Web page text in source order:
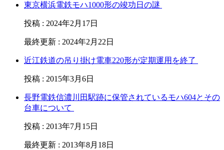
東京横浜電鉄モハ1000形の竣功日の謎
投稿 : 2024年2月17日
最終更新 : 2024年2月22日
近江鉄道の吊り掛け電車220形が定期運用を終了
投稿 : 2015年3月6日
長野電鉄信濃川田駅跡に保管されているモハ604とその
台車について
投稿 : 2013年7月15日
最終更新 : 2013年8月18日